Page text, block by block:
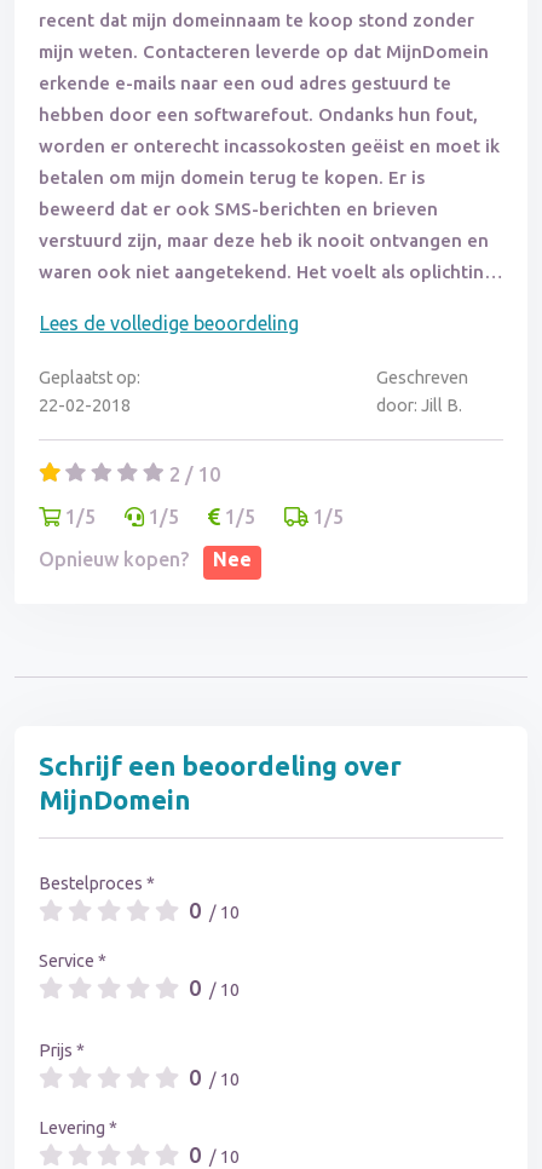
recent dat mijn domeinnaam te koop stond zonder
mijn weten. Contacteren leverde op dat MijnDomein
erkende e-mails naar een oud adres gestuurd te
hebben door een softwarefout. Ondanks hun fout,
worden er onterecht incassokosten geëist en moet ik
betalen om mijn domein terug te kopen. Er is
beweerd dat er ook SMS-berichten en brieven
verstuurd zijn, maar deze heb ik nooit ontvangen en
waren ook niet aangetekend. Het voelt als oplichting,
te communiceren. De wijze waarop dit afgehandeld
wordt is zeer klantonvriendelijk, met onterechte
incassokosten en de verkoop van mijn domeinnaam
en MijnDomein schiet tekort in het bieden van een
Lees de volledige beoordeling
Geplaatst op:
22-02-2018
Geschreven
door: Jill B.
2 / 10
1/5
1/5 1/5
1/5
Opnieuw kopen?
Nee
Schrijf een beoordeling over
MijnDomein
Bestelproces *
0 / 10
Service *
0 / 10
Prijs *
0 / 10
Levering *
0 / 10